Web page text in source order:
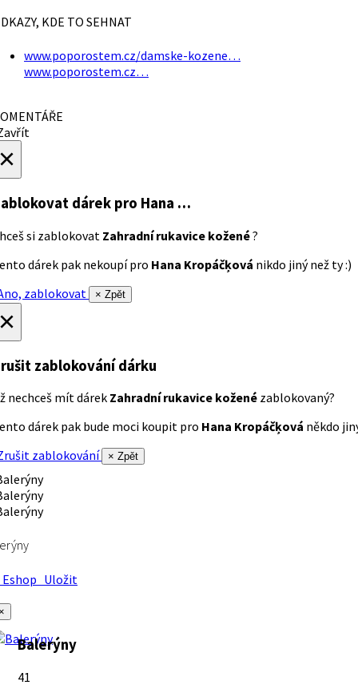
KDE TO SEHNAT
www.poporostem.cz/damske-kozene…
www.poporostem.cz…
dárek pro Hana …
si zablokovat Zahradní rukavice kožené?
dárek pak nekoupí pro Hana Kropáčķová nikdo jiný než ty :)
zablokovat
× Zpět
zablokování dárku
nechceš mít dárek Zahradní rukavice kožené zablokovaný?
dárek pak bude moci koupit pro Hana Kropáčķová někdo
zablokování
× Zpět
Uložit
Balerýny
41